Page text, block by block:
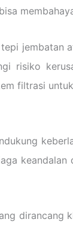
jembatan
risiko
filtrasi
dirancang